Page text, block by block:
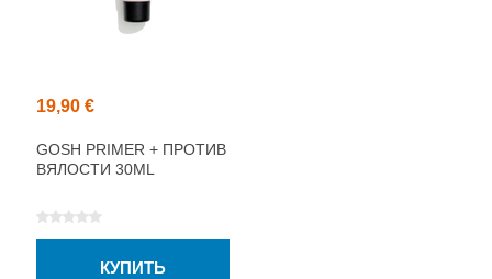
19,90 €
GOSH PRIMER + ПРОТИВ
ВЯЛОСТИ 30ML